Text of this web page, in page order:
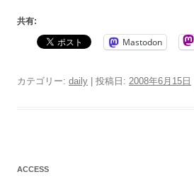
共有:
Mastodon
カテゴリー: daily | 投稿日: 2008年6月15日
ACCESS